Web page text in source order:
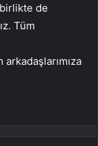
de
Tüm